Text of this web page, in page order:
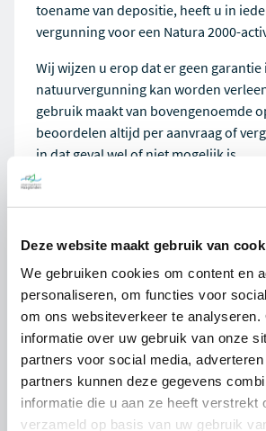
Deze website maakt gebruik van
We gebruiken cookies om content en
personaliseren, om functies voor
om ons websiteverkeer te analyseren.
informatie over uw gebruik van onze
partners voor social media,
partners kunnen deze gegevens
informatie die u aan ze heeft verstrekt
verzameld op basis van uw gebruik
toename van depositie, heeft u in
vergunning voor een Natura 2000-
Wij wijzen u erop dat er geen garantie
natuurvergunning kan worden
gebruik maakt van bovengenoemde
beoordelen altijd per aanvraag of
in dat geval wel of niet mogelijk is.
lopende aanvragen
Wilt u een aanvraag om vergunning
intern en/of extern salderen indienen?
aan om te onderzoeken of u kunt
voorwaarden van de beleidsregel en/
op Natura 2000-gebieden zijn zonder
blijft toegestaan om een aanvraag in
behulp van salderen zonder de